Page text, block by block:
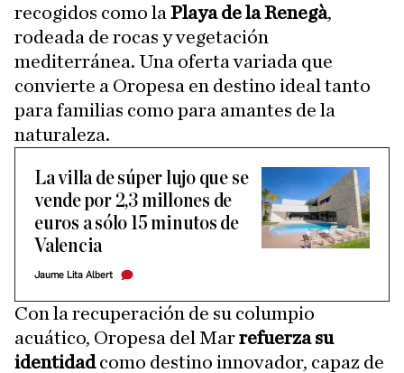
recogidos como laPlaya de la Renegà,
rodeada de rocas y vegetación
mediterránea. Una oferta variada que
convierte a Oropesa en destino ideal tanto
para familias como para amantes de la
naturaleza.
La villa de súper lujo que se
vende por 2,3 millones de
euros a sólo 15 minutos de
Valencia
Jaume Lita Albert
Con la recuperación de su columpio
acuático, Oropesa del Marrefuerza su
identidadcomo destino innovador, capaz de